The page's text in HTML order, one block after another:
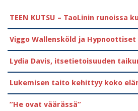
TEEN KUTSU – TaoLinin
Viggo Wallensköld ja Hypnoottiset
Lydia Davis, itsetietoisuuden
Lukemisen taito kehittyy koko
”He ovat väärässä”